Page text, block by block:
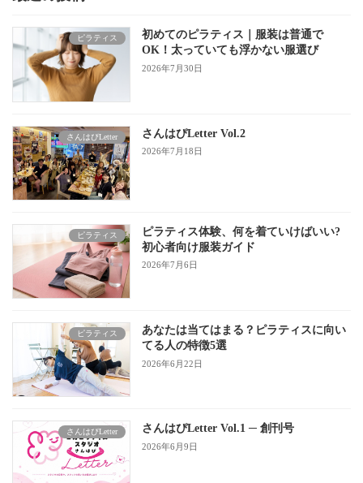
ピラティス
初めてのピラティス｜服装は普通で
OK！太っていても浮かない服選び
2026年7月30日
さんはぴLetter さんはぴLetter Vol.2
2026年7月18日
ピラティス
ピラティス体験、何を着ていけばいい?
初心者向け服装ガイド
2026年7月6日
ピラティス
あなたは当てはまる？ピラティスに向い
てる人の特徴5選
2026年6月22日
さんはぴLetter さんはぴLetter Vol.1 ─ 創刊号
2026年6月9日